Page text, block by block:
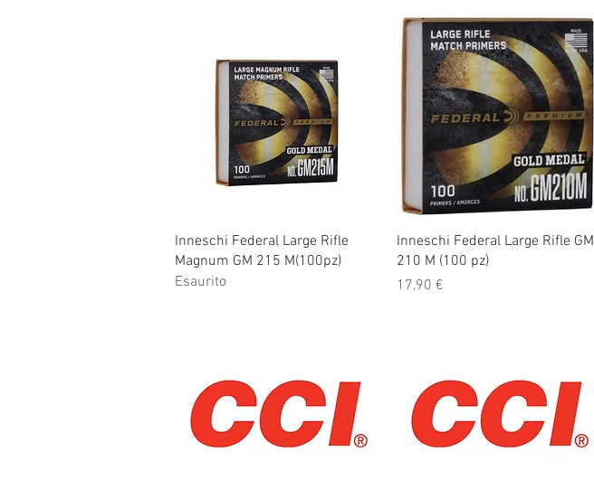
Vista rapida
Inneschi Federal Large Rifle
Magnum GM 215 M(100pz)
Esaurito
Vista rapida
Inneschi Federal Large Rifle GM
210 M (100 pz)
Prezzo
17,90 €